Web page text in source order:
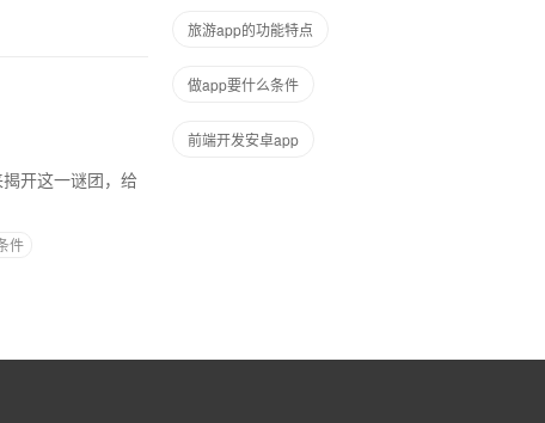
开这一谜团，给
件
旅游app的功能特点
做app要什么条件
前端开发安卓app